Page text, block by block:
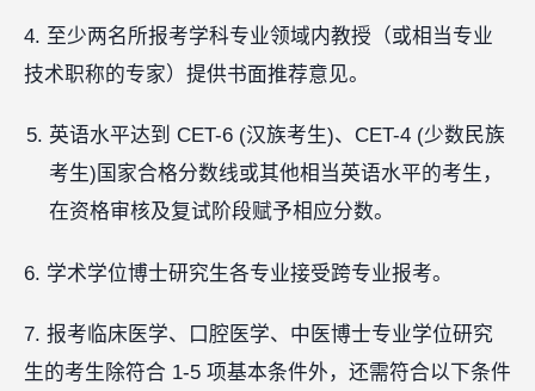
4. 至少两名所报考学科专业领域内教授（或相当专业
技术职称的专家）提供书面推荐意见。
英语水平达到 CET-6 (汉族考生)、CET-4 (少数民族
考生)国家合格分数线或其他相当英语水平的考生，
在资格审核及复试阶段赋予相应分数。
6. 学术学位博士研究生各专业接受跨专业报考。
7. 报考临床医学、口腔医学、中医博士专业学位研究
生的考生除符合 1-5 项基本条件外，还需符合以下条件